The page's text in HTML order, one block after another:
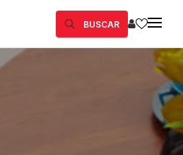
BUSCAR